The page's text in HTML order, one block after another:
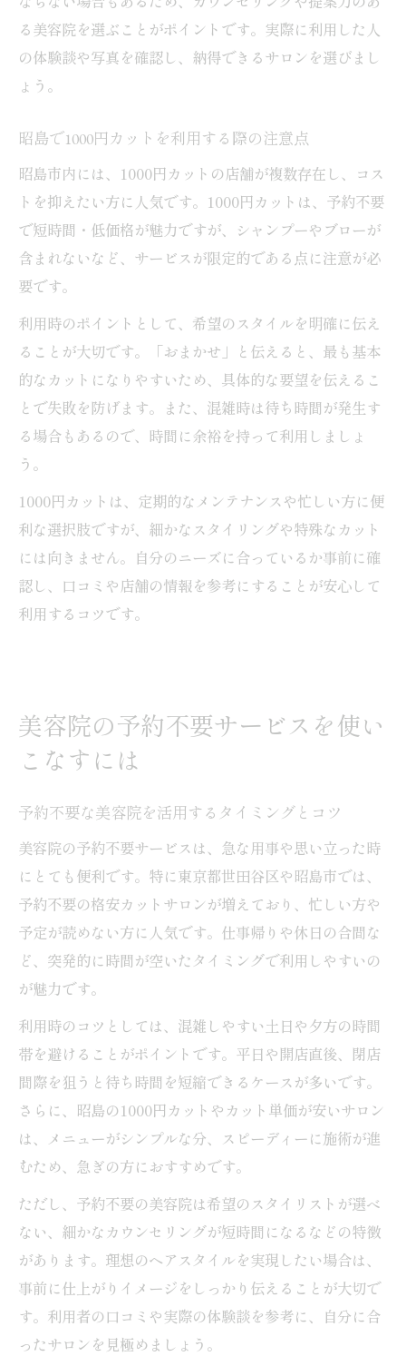
る美容院を選ぶことがポイントです。実際に利用した人
の体験談や写真を確認し、納得できるサロンを選びまし
ょう。
昭島で1000円カットを利用する際の注意点
昭島市内には、1000円カットの店舗が複数存在し、コス
トを抑えたい方に人気です。1000円カットは、予約不要
で短時間・低価格が魅力ですが、シャンプーやブローが
含まれないなど、サービスが限定的である点に注意が必
要です。
利用時のポイントとして、希望のスタイルを明確に伝え
ることが大切です。「おまかせ」と伝えると、最も基本
的なカットになりやすいため、具体的な要望を伝えるこ
とで失敗を防げます。また、混雑時は待ち時間が発生す
る場合もあるので、時間に余裕を持って利用しましょ
う。
1000円カットは、定期的なメンテナンスや忙しい方に便
利な選択肢ですが、細かなスタイリングや特殊なカット
には向きません。自分のニーズに合っているか事前に確
認し、口コミや店舗の情報を参考にすることが安心して
利用するコツです。
美容院の予約不要サービスを使い
こなすには
予約不要な美容院を活用するタイミングとコツ
美容院の予約不要サービスは、急な用事や思い立った時
にとても便利です。特に東京都世田谷区や昭島市では、
予約不要の格安カットサロンが増えており、忙しい方や
予定が読めない方に人気です。仕事帰りや休日の合間な
ど、突発的に時間が空いたタイミングで利用しやすいの
が魅力です。
利用時のコツとしては、混雑しやすい土日や夕方の時間
帯を避けることがポイントです。平日や開店直後、閉店
間際を狙うと待ち時間を短縮できるケースが多いです。
さらに、昭島の1000円カットやカット単価が安いサロン
は、メニューがシンプルな分、スピーディーに施術が進
むため、急ぎの方におすすめです。
ただし、予約不要の美容院は希望のスタイリストが選べ
ない、細かなカウンセリングが短時間になるなどの特徴
があります。理想のヘアスタイルを実現したい場合は、
事前に仕上がりイメージをしっかり伝えることが大切で
す。利用者の口コミや実際の体験談を参考に、自分に合
ったサロンを見極めましょう。